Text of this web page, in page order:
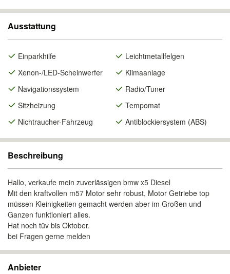
Ausstattung
Einparkhilfe
Leichtmetallfelgen
Xenon-/LED-Scheinwerfer
Klimaanlage
Navigationssystem
Radio/Tuner
Sitzheizung
Tempomat
Nichtraucher-Fahrzeug
Antiblockiersystem (ABS)
Beschreibung
Hallo, verkaufe mein zuverlässigen bmw x5 Diesel
Mit den kraftvollen m57 Motor sehr robust, Motor Getriebe top
müssen Kleinigkeiten gemacht werden aber im Großen und
Ganzen funktioniert alles.
Hat noch tüv bis Oktober.
bei Fragen gerne melden
Anbieter